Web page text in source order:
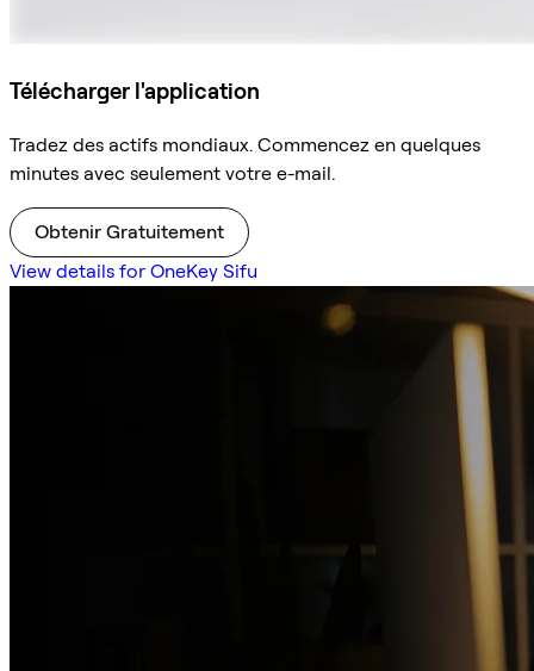
Télécharger l'application
Tradez des actifs mondiaux. Commencez en quelques
minutes avec seulement votre e-mail.
Obtenir Gratuitement
View details for OneKey Sifu